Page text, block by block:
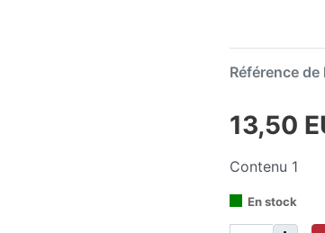
Référence de
13,50
Contenu 1
En stock